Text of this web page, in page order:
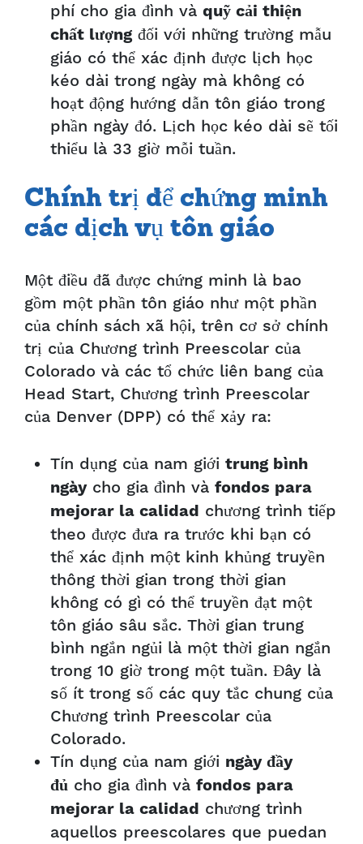
phí cho gia đình và quỹ cải thiện
chất lượngđối với những trường mẫu
giáo có thể xác định được lịch học
kéo dài trong ngày mà không có
hoạt động hướng dẫn tôn giáo trong
phần ngày đó. Lịch học kéo dài sẽ tối
thiểu là 33 giờ mỗi tuần.
Chính trị để chứng minh
các dịch vụ tôn giáo
Một điều đã được chứng minh là bao
gồm một phần tôn giáo như một phần
của chính sách xã hội, trên cơ sở chính
trị của Chương trình Preescolar của
Colorado và các tổ chức liên bang của
Head Start, Chương trình Preescolar
của Denver (DPP) có thể xảy ra:
Tín dụng của nam giới trung bình
ngàycho gia đình và fondos para
mejorar la calidad chương trình tiếp
theo được đưa ra trước khi bạn có
thể xác định một kinh khủng truyền
thông thời gian trong thời gian
không có gì có thể truyền đạt một
tôn giáo sâu sắc. Thời gian trung
bình ngắn ngủi là một thời gian ngắn
trong 10 giờ trong một tuần. Đây là
số ít trong số các quy tắc chung của
Chương trình Preescolar của
Colorado.
Tín dụng của nam giới ngày đầy
đủ cho gia đình và fondos para
mejorar la calidad chương trình
aquellos preescolares que puedan